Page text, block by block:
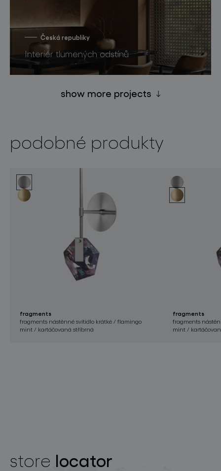
Česká republiky
Interiér tlumených odstínů
show more projects
podobné produkty
fragments
fragments nástěnné svítidlo krátké / flamingo
mint / kartáčovaná stříbrná
fragments
fragments
mint /
store locator